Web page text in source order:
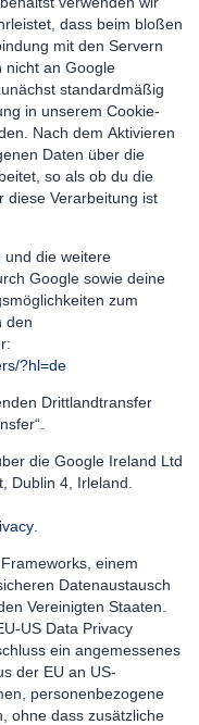
dass beim bloßen
mit den Servern
nicht an Google
standardmäßig
in unserem Cookie-
Nach dem Aktivieren
Daten über die
so als ob du die
diese Verarbeitung ist
und die weitere
Google sowie deine
zum
den
?hl=de
Drittlandtransfer
die Google Ireland Ltd
Dublin 4, Irleland.
einem
Datenaustausch
Vereinigten Staaten.
US Data Privacy
ein angemessenes
der EU an US-
personenbezogene
ohne dass zusätzliche